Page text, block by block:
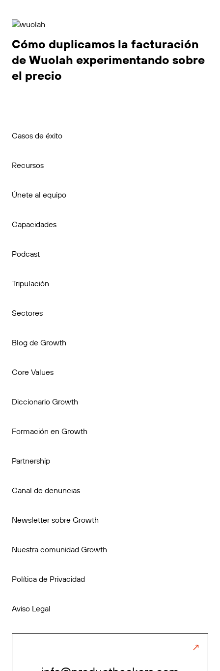
Cómo duplicamos la facturación
de Wuolah experimentando sobre
el precio
Casos de éxito
Recursos
Únete al equipo
Capacidades
Podcast
Tripulación
Sectores
Blog de Growth
Core Values
Diccionario Growth
Formación en Growth
Partnership
Canal de denuncias
Newsletter sobre Growth
Nuestra comunidad Growth
Política de Privacidad
Aviso Legal